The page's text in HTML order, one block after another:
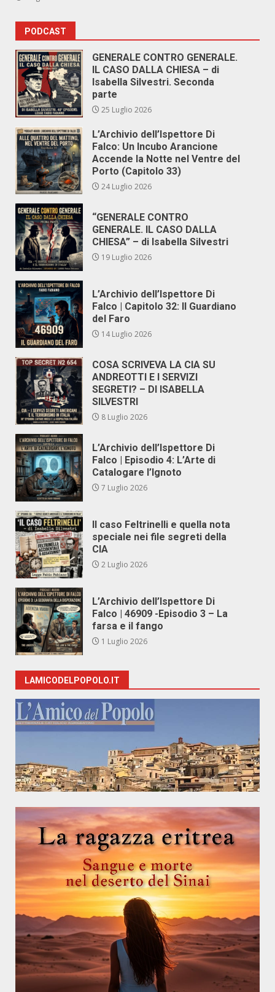
PODCAST
GENERALE CONTRO GENERALE.
IL CASO DALLA CHIESA – di
Isabella Silvestri. Seconda
parte
25 Luglio 2026
L’Archivio dell’Ispettore Di
Falco: Un Incubo Arancione
Accende la Notte nel Ventre del
Porto (Capitolo 33)
24 Luglio 2026
“GENERALE CONTRO
GENERALE. IL CASO DALLA
CHIESA” – di Isabella Silvestri
19 Luglio 2026
L’Archivio dell’Ispettore Di
Falco | Capitolo 32: Il Guardiano
del Faro
14 Luglio 2026
COSA SCRIVEVA LA CIA SU
ANDREOTTI E I SERVIZI
SEGRETI? – DI ISABELLA
SILVESTRI
8 Luglio 2026
L’Archivio dell’Ispettore Di
Falco | Episodio 4: L’Arte di
Catalogare l’Ignoto
7 Luglio 2026
Il caso Feltrinelli e quella nota
speciale nei file segreti della
CIA
2 Luglio 2026
L’Archivio dell’Ispettore Di
Falco | 46909 -Episodio 3 – La
farsa e il fango
1 Luglio 2026
LAMICODELPOPOLO.IT